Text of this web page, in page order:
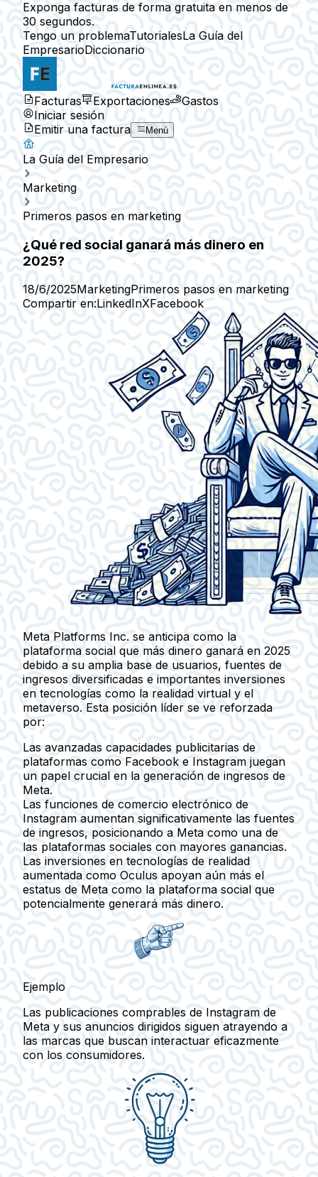
Exponga facturas de forma gratuita en menos de
30 segundos.
Tengo un problemaTutorialesLa Guía del
EmpresarioDiccionario
Facturas Exportaciones
Gastos
Iniciar sesión
Emitir una factura
Menú
La Guía del Empresario
Marketing
Primeros pasos en marketing
¿Qué red social ganará más dinero en
2025?
18/6/2025MarketingPrimeros pasos en marketing
Compartir en:LinkedInXFacebook
Meta Platforms Inc. se anticipa como la
plataforma social que más dinero ganará en 2025
debido a su amplia base de usuarios, fuentes de
ingresos diversificadas e importantes inversiones
en tecnologías como la realidad virtual y el
metaverso. Esta posición líder se ve reforzada
por:
Las avanzadas capacidades publicitarias de
plataformas como Facebook e Instagram juegan
un papel crucial en la generación de ingresos de
Meta.
Las funciones de comercio electrónico de
Instagram aumentan significativamente las fuentes
de ingresos, posicionando a Meta como una de
las plataformas sociales con mayores ganancias.
Las inversiones en tecnologías de realidad
aumentada como Oculus apoyan aún más el
estatus de Meta como la plataforma social que
potencialmente generará más dinero.
Ejemplo
Las publicaciones comprables de Instagram de
Meta y sus anuncios dirigidos siguen atrayendo a
las marcas que buscan interactuar eficazmente
con los consumidores.